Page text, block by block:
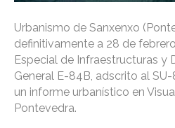
Urbanismo de Sanxenxo
definitivamente a 28 de
Especial de Infraestructuras y
General E-84B, adscrito al
un informe urbanístico en
Pontevedra.